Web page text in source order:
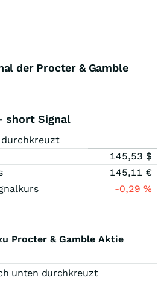
der Procter & Gamble
short Signal
durchkreuzt
145,53 $
145,11 €
-0,29 %
Procter & Gamble Aktie
unten durchkreuzt